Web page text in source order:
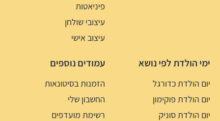
פיניאטות
עיצובי שולחן
עיצוב אישי
ימי הולדת לפי נושא
יום הולדת כדורגל
יום הולדת פוקימון
יום הולדת סוניק
עמודים נוספים
הזמנות בסיטונאות
החשבון שלי
רשימת מועדפים